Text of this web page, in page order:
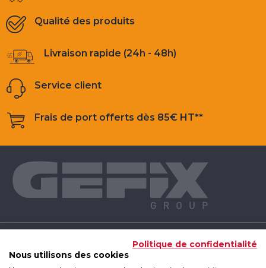
Qualité des produits
Livraison rapide (24h - 48h)
Service client
Frais de port offerts dès 85€ HT**
Politique de confidentialité
Nous utilisons des cookies